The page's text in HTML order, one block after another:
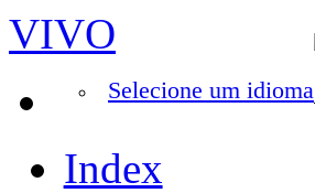
VIVO
Selecione um idioma
Index